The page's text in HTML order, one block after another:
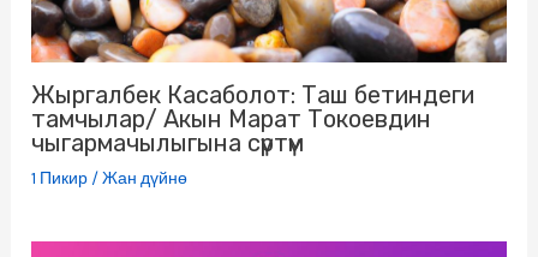
Жыргалбек Касаболот: Таш бетиндеги
тамчылар/ Акын Марат Токоевдин
чыгармачылыгына сүртүм
1 Пикир /Жан дүйнө